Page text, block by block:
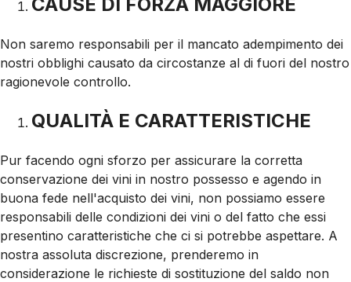
Non saremo responsabili per il mancato adempimento dei
nostri obblighi causato da circostanze al di fuori del nostro
ragionevole controllo.
QUALITÀ E CARATTERISTICHE
Pur facendo ogni sforzo per assicurare la corretta
conservazione dei vini in nostro possesso e agendo in
buona fede nell'acquisto dei vini, non possiamo essere
responsabili delle condizioni dei vini o del fatto che essi
presentino caratteristiche che ci si potrebbe aspettare. A
nostra assoluta discrezione, prenderemo in
considerazione le richieste di sostituzione del saldo non